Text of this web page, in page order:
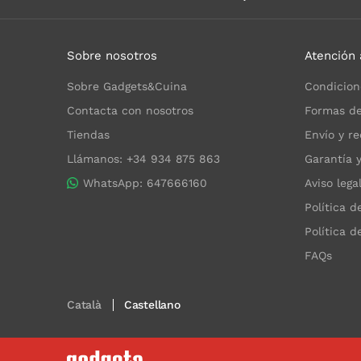
Sobre nosotros
Sobre Gadgets&Cuina
Contacta con nosotros
Tiendas
Llámanos: +34 934 875 863
WhatsApp: 647666160
Atención
Formas
Envío y
Garantía
Aviso legal
Política
Política
FAQs
Català Castellano